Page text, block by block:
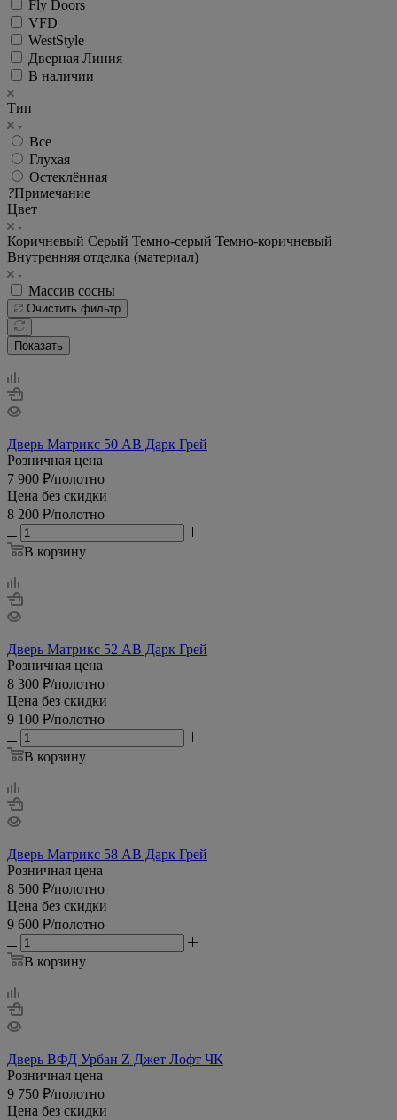
Fly Doors
VFD
WestStyle
Дверная Линия
В наличии
Тип
Все
Глухая
Остеклённая
?Примечание
Цвет
Коричневый Серый Темно-серый Темно-коричневый
Внутренняя отделка (материал)
Массив сосны
Очистить фильтр
Показать
Дверь Матрикс 50 AB Дарк Грей
Розничная цена
7 900 ₽/полотно
Цена без скидки
8 200 ₽/полотно
В корзину
Дверь Матрикс 52 AB Дарк Грей
Розничная цена
8 300 ₽/полотно
Цена без скидки
9 100 ₽/полотно
В корзину
Дверь Матрикс 58 AB Дарк Грей
Розничная цена
8 500 ₽/полотно
Цена без скидки
9 600 ₽/полотно
В корзину
Дверь ВФД Урбан Z Джет Лофт ЧК
Розничная цена
9 750 ₽/полотно
Цена без скидки